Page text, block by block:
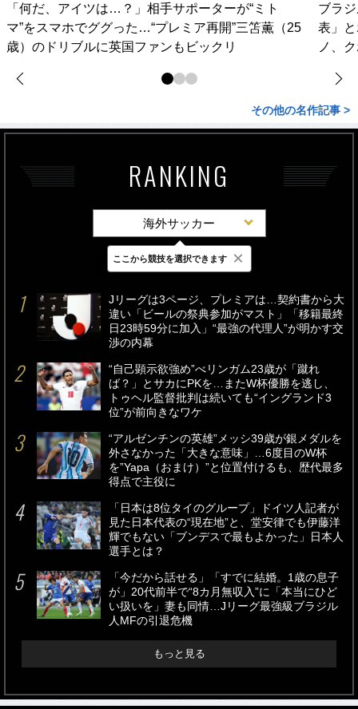
「何だ、アイツは…？」相手サポーターが“ミト
マ”をスマホでググった…“プレミア再開”三笘薫（25
歳）のドリブルに英国ファンもビックリ
ブラ
表」
ノ、
その他の名作記事 >
RANKING
海外サッカー
最新 24時間 週間
Jリーグは3ページ、プレミアは…契約書から大
違い「ビールの祭典参加がマスト」「移籍最終
日23時59分に加入」“最強の代理人”が明かす交
渉の内幕
“自己顕示欲強め”べリンガム23歳が「蹴れ
ば？」とサカにPKを…またW杯優勝を逃し、
トゥヘル監督批判は続いても“イングランド3
位”が前向きなワケ
“アルゼンチンの英雄”メッシ39歳が銀メダルを
外さなかった「大きな意味」…6度目のW杯
を”Yapa（おまけ）”と位置付けるも、歴代最多
得点で主役に
「日本は8位タイのグループ」ドイツ人記者が
見た日本代表の“現在地”と、堂安律でも伊藤洋
輝でもない「ブンデスで最もよかった」日本人
選手とは？
「今だから話せる」「すでに結婚。1歳の息子
が」20代前半で“8カ月無収入”に「本当にひど
い扱いを」妻も同情…Jリーグ最強級ブラジル
人MFの引退危機
もっと見る
ここから競技を選択できます ×